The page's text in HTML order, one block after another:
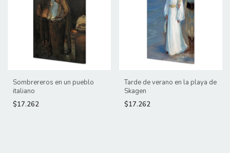
Sombrereros en un pueblo
italiano
$17.262
Tarde de verano en la playa de
Skagen
$17.262